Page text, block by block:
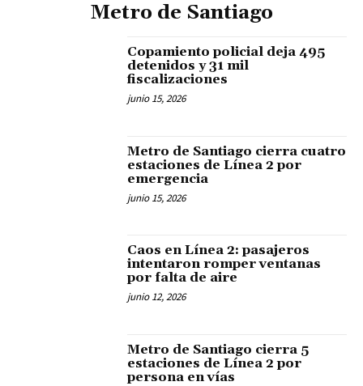
Metro de Santiago
Copamiento policial deja 495
detenidos y 31 mil
fiscalizaciones
junio 15, 2026
Metro de Santiago cierra cuatro
estaciones de Línea 2 por
emergencia
junio 15, 2026
Caos en Línea 2: pasajeros
intentaron romper ventanas
por falta de aire
junio 12, 2026
Metro de Santiago cierra 5
estaciones de Línea 2 por
persona en vías